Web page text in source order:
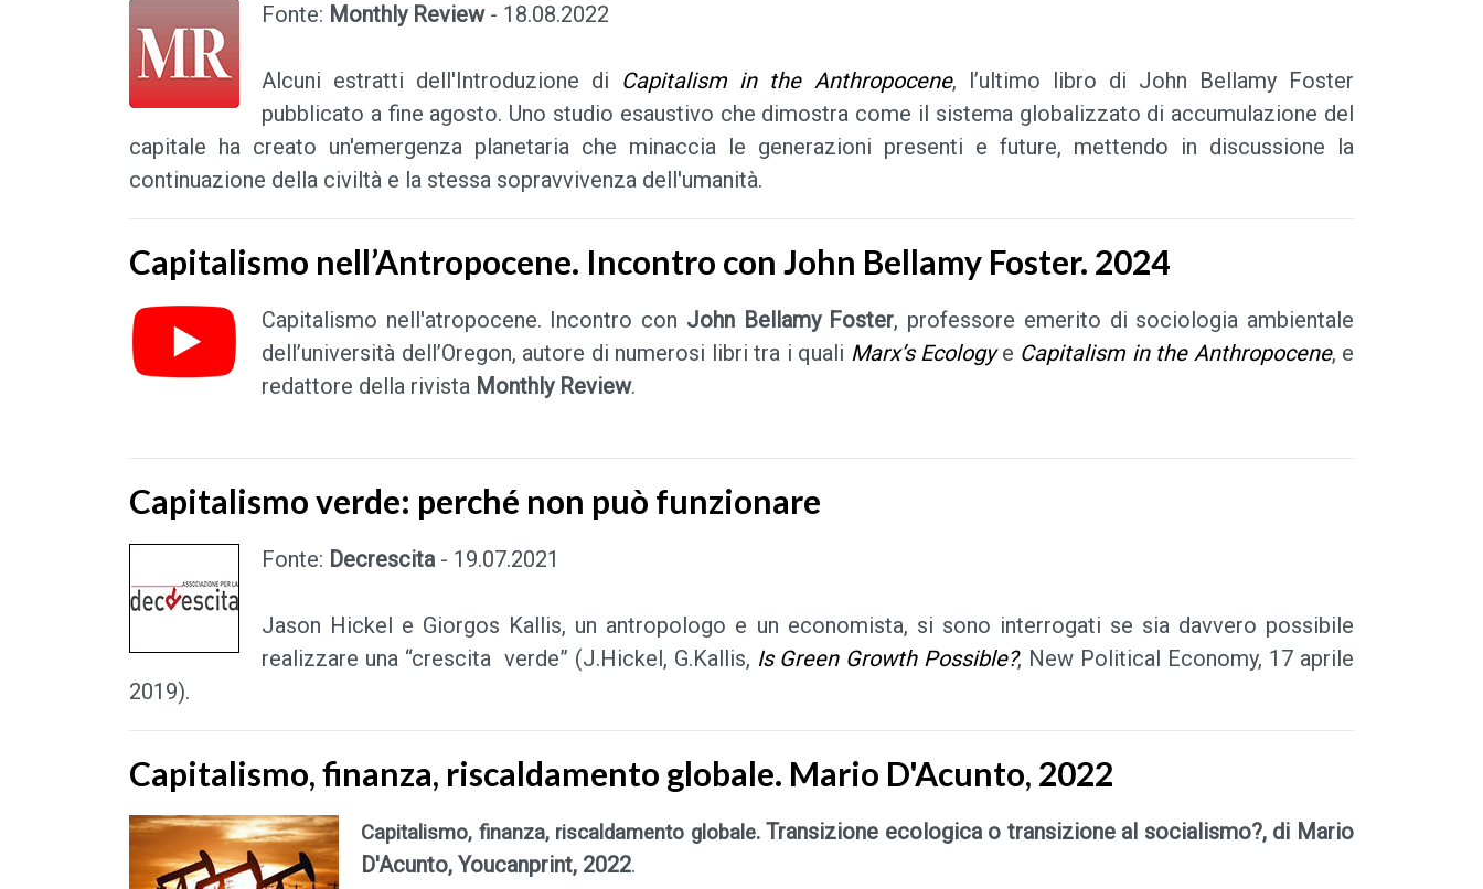
Fonte: Monthly Review- 18.08.2022
Alcuni estratti dell'Introduzione di Capitalism in the Anthropocene, l’ultimo libro di John Bellamy Foster
pubblicato a fine agosto. Uno studio esaustivo che dimostra come il sistema globalizzato di accumulazione del
capitale ha creato un'emergenza planetaria che minaccia le generazioni presenti e future, mettendo in discussione la
continuazione della civiltà e la stessa sopravvivenza dell'umanità.
Capitalismo nell’Antropocene. Incontro con John Bellamy Foster. 2024
Capitalismo nell'atropocene. Incontro con John Bellamy Foster, professore emerito di sociologia ambientale
dell’università dell’Oregon, autore di numerosi libri tra i quali Marx’s Ecologye Capitalism in the Anthropocene, e
redattore della rivista Monthly Review.
Capitalismo verde: perché non può funzionare
Fonte: Decrescita- 19.07.2021
Jason Hickel e Giorgos Kallis, un antropologo e un economista, si sono interrogati se sia davvero possibile
realizzare una “crescita verde” (J.Hickel, G.Kallis, Is Green Growth Possible?, New Political Economy, 17 aprile
2019).
Capitalismo, finanza, riscaldamento globale. Mario D'Acunto, 2022
Capitalismo, finanza, riscaldamento globale. Transizione ecologica o transizione al socialismo?, di Mario
D'Acunto, Youcanprint, 2022.